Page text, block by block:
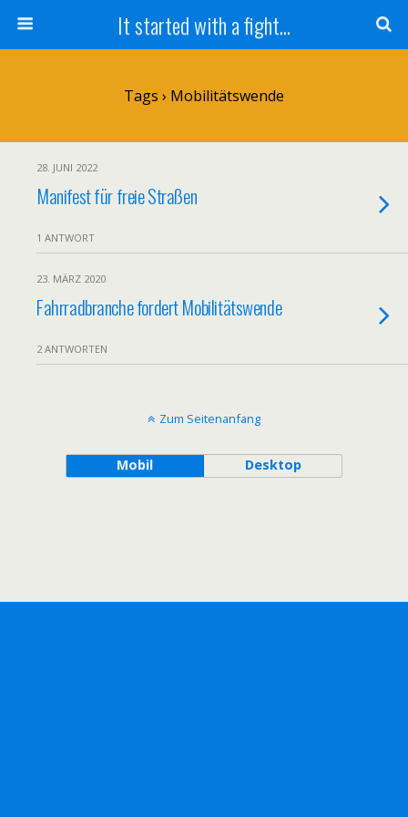
It started with a fight...
Tags › Mobilitätswende
28. JUNI 2022
Manifest für freie Straßen
1 ANTWORT
23. MÄRZ 2020
Fahrradbranche fordert Mobilitätswende
2 ANTWORTEN
Zum Seitenanfang
Mobil Desktop